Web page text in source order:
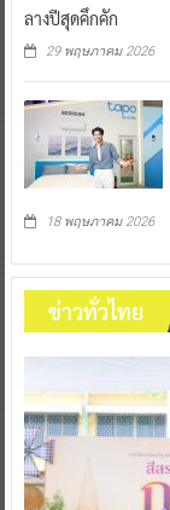
ลางปีสุดคึกคัก
29 พฤษภาคม 2026
18 พฤษภาคม 2026
ข่าวทั่วไทย